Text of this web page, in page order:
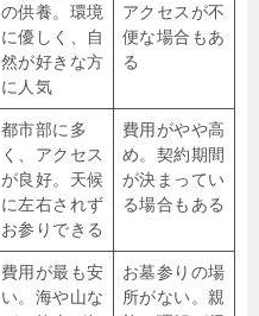
の供養。環境
に優しく、自
然が好きな方
に人気
アクセスが不
便な場合もあ
る
都市部に多
く、アクセス
が良好。天候
に左右されず
お参りできる
費用がやや高
め。契約期間
が決まってい
る場合もある
費用が最も安
い。海や山な
お墓参りの場
所がない。親